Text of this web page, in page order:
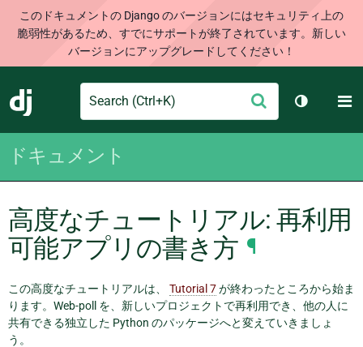
このドキュメントの Django のバージョンにはセキュリティ上の
脆弱性があるため、すでにサポートが終了されています。新しい
バージョンにアップグレードしてください！
Django
Search
信
テーマを
ドキュメント
高度なチュートリアル: 再利用
可能アプリの書き方 ¶
この高度なチュートリアルは、 Tutorial 7が終わったところから始ま
ります。Web-poll を、新しいプロジェクトで再利用でき、他の人に
共有できる独立した Python のパッケージへと変えていきましょ
う。